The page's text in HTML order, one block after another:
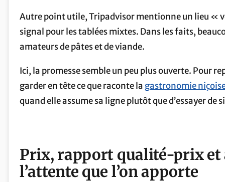
Autre point utile, Tripadvisor mentionne un lieu «
signal pour les tablées mixtes. Dans les faits,
amateurs de pâtes et de viande.
Ici, la promesse semble un peu plus ouverte. Pour
garder en tête ce que raconte la gastronomie
quand elle assume sa ligne plutôt que d’essayer de
Prix, rapport qualité-prix et
l’attente que l’on apporte